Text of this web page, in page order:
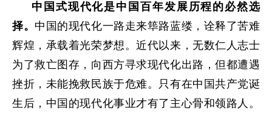
中国式现代化是中国百年发展历程的必然选
择。 中国的现代化一路走来筚路蓝缕，诠释了苦难
辉煌，承载着光荣梦想。近代以来，无数仁人志士
为了救亡图存，向西方寻求现代化出路，但都遭遇
挫折，未能挽救民族于危难。只有在中国共产党诞
生后，中国的现代化事业才有了主心骨和领路人。